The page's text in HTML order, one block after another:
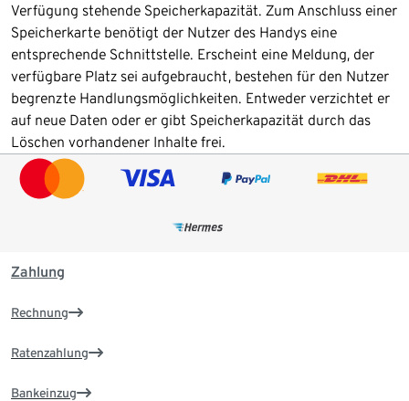
Verfügung stehende Speicherkapazität. Zum Anschluss einer
Speicherkarte benötigt der Nutzer des Handys eine
entsprechende Schnittstelle. Erscheint eine Meldung, der
verfügbare Platz sei aufgebraucht, bestehen für den Nutzer
begrenzte Handlungsmöglichkeiten. Entweder verzichtet er
auf neue Daten oder er gibt Speicherkapazität durch das
Löschen vorhandener Inhalte frei.
Zahlung
Rechnung
Ratenzahlung
Bankeinzug